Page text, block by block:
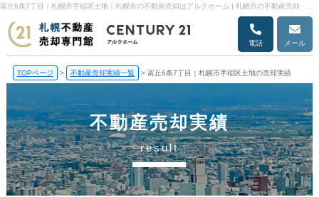
電話 メール
TOPページ > 不動産売却実績一覧 > 富丘6条7丁目｜札幌市手稲区土地の売却実績
不動産売却実績
result